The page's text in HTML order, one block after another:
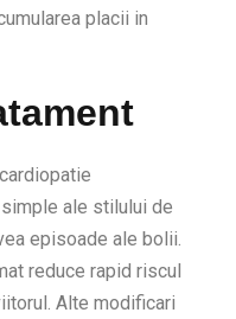
placii in
ale stilului de
episoade ale bolii.
reduce rapid riscul
Alte modificari